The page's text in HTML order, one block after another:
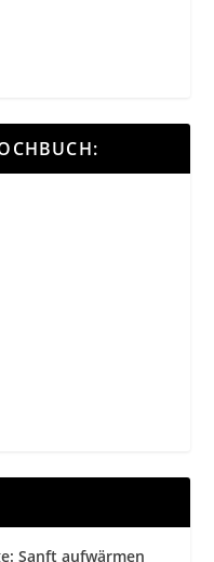
Sanft aufwärmen